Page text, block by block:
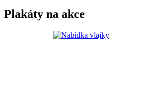
Plakáty na akce